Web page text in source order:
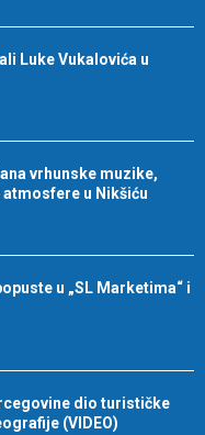
Luke Vukalovića u
vrhunske muzike,
u Nikšiću
u „SL Marketima“ i
dio turističke
(VIDEO)